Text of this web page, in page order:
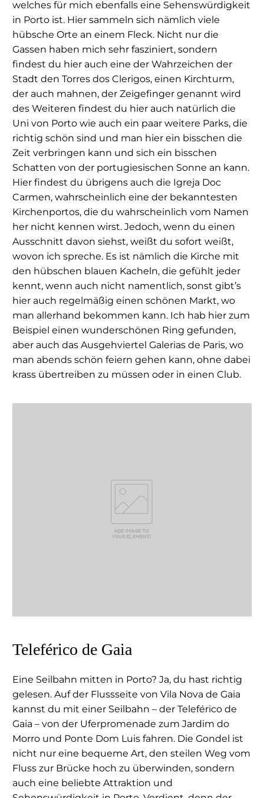
welches für mich ebenfalls eine Sehenswürdigkeit
in Porto ist. Hier sammeln sich nämlich viele
hübsche Orte an einem Fleck. Nicht nur die
Gassen haben mich sehr fasziniert, sondern
findest du hier auch eine der Wahrzeichen der
Stadt den Torres dos Clerigos, einen Kirchturm,
der auch mahnen, der Zeigefinger genannt wird
des Weiteren findest du hier auch natürlich die
Uni von Porto wie auch ein paar weitere Parks, die
richtig schön sind und man hier ein bisschen die
Zeit verbringen kann und sich ein bisschen
Schatten von der portugiesischen Sonne an kann.
Hier findest du übrigens auch die Igreja Doc
Carmen, wahrscheinlich eine der bekanntesten
Kirchenportos, die du wahrscheinlich vom Namen
her nicht kennen wirst. Jedoch, wenn du einen
Ausschnitt davon siehst, weißt du sofort weißt,
wovon ich spreche. Es ist nämlich die Kirche mit
den hübschen blauen Kacheln, die gefühlt jeder
kennt, wenn auch nicht namentlich, sonst gibt’s
hier auch regelmäßig einen schönen Markt, wo
man allerhand bekommen kann. Ich hab hier zum
Beispiel einen wunderschönen Ring gefunden,
aber auch das Ausgehviertel Galerias de Paris, wo
man abends schön feiern gehen kann, ohne dabei
krass übertreiben zu müssen oder in einen Club.
Teleférico de Gaia
Eine Seilbahn mitten in Porto? Ja, du hast richtig
gelesen. Auf der Flussseite von Vila Nova de Gaia
kannst du mit einer Seilbahn – der Teleférico de
Gaia – von der Uferpromenade zum Jardim do
Morro und Ponte Dom Luis fahren. Die Gondel ist
nicht nur eine bequeme Art, den steilen Weg vom
Fluss zur Brücke hoch zu überwinden, sondern
auch eine beliebte Attraktion und